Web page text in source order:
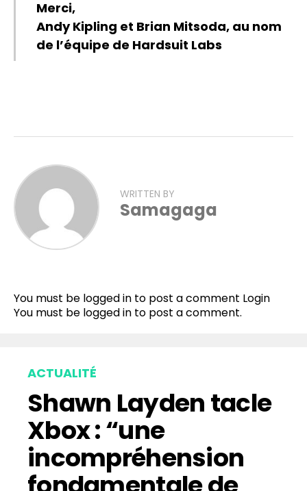
Merci,
Andy Kipling et Brian Mitsoda, au nom
de l’équipe de Hardsuit Labs
WRITTEN BY
Samagaga
You must be logged in to post a comment Login
You must be logged in to post a comment.
ACTUALITÉ
Shawn Layden tacle
Xbox : “une
incompréhension